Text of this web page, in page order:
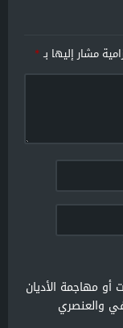
مشار إليها بـ*
مهاجمة الأديان
والعنصري